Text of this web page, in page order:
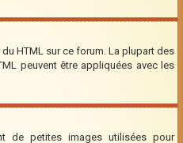
HTML sur ce forum. La plupart des
peuvent être appliquées avec les
de petites images utilisées pour